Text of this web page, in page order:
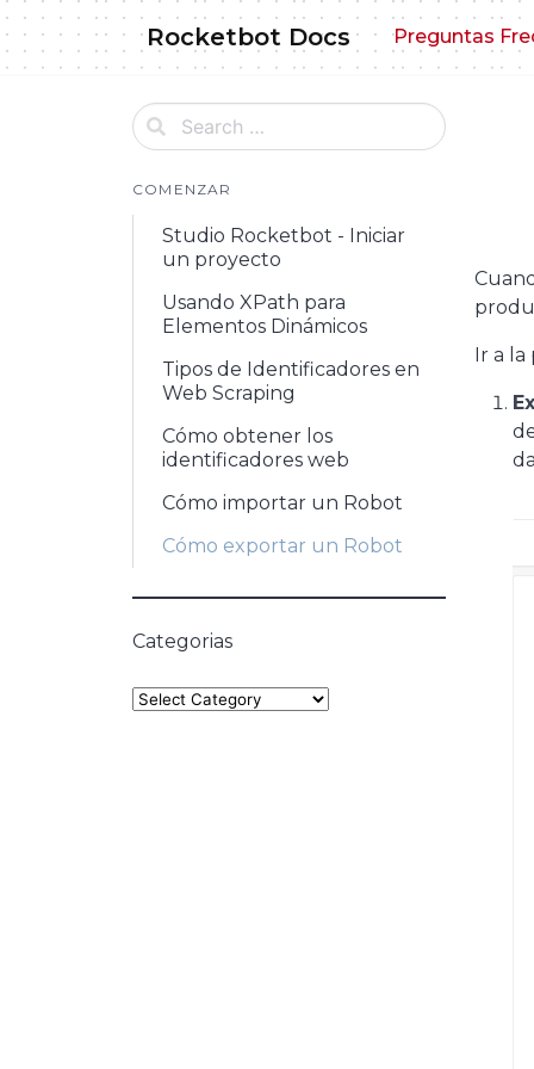
Skip
to
content
Rocketbot Docs Preguntas
COMENZAR
Studio Rocketbot - Iniciar
un proyecto
Usando XPath para
Elementos Dinámicos
Tipos de Identificadores en
Web Scraping
Cómo obtener los
identificadores web
Cómo importar un Robot
Cómo exportar un Robot
Categorias
Categories
Ir a la